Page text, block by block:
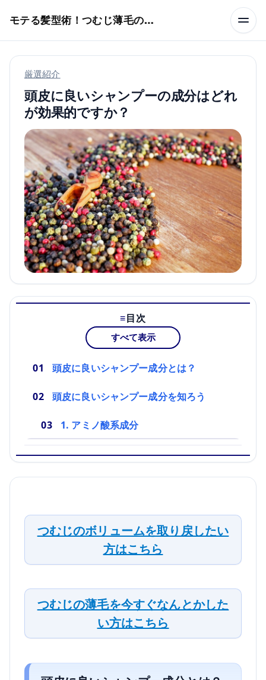
モテる髪型術！つむじ薄毛の隠し方
厳選紹介
頭皮に良いシャンプーの成分はどれ
が効果的ですか？
目次
すべて表示
頭皮に良いシャンプー成分とは？
頭皮に良いシャンプー成分を知ろう
1. アミノ酸系成分
つむじのボリュームを取り戻したい
方はこちら
つむじの薄毛を今すぐなんとかした
い方はこちら